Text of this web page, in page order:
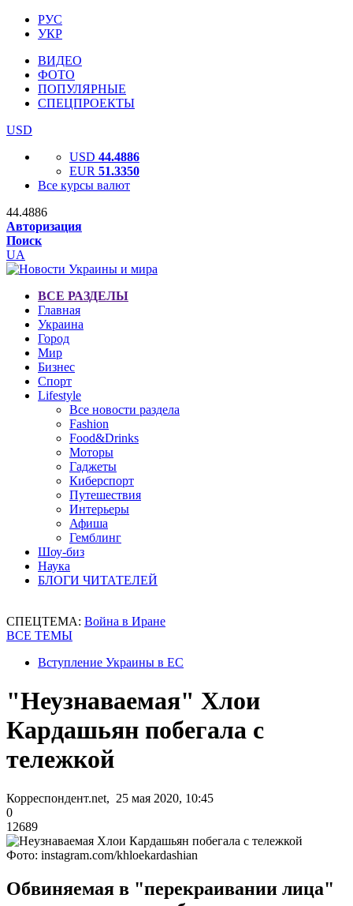
РУС
УКР
ВИДЕО
ФОТО
ПОПУЛЯРНЫЕ
СПЕЦПРОЕКТЫ
USD
USD 44.4886
EUR 51.3350
Все курсы валют
44.4886
Авторизация
Поиск
UA
ВСЕ РАЗДЕЛЫ
Главная
Украина
Город
Мир
Бизнес
Спорт
Lifestyle
Все новости раздела
Fashion
Food&Drinks
Моторы
Гаджеты
Киберспорт
Путешествия
Интерьеры
Афиша
Гемблинг
Шоу-биз
Наука
БЛОГИ ЧИТАТЕЛЕЙ
СПЕЦТЕМА: Война в Иране
ВСЕ ТЕМЫ
Вступление Украины в ЕС
"Неузнаваемая" Хлои
Кардашьян побегала с
тележкой
Корреспондент.net, 25 мая 2020, 10:45
0
12689
Фото: instagram.com/khloekardashian
Обвиняемая в "перекраивании лица"